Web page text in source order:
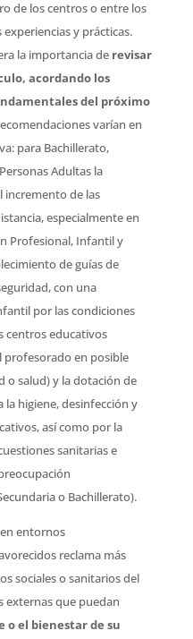
de los centros o entre los
y prácticas.
la importancia de revisar
acordando los
del próximo
varían en
para Bachillerato,
Adultas la
incremento de las
especialmente en
Profesional, Infantil y
de guías de
con una
por las condiciones
centros educativos
en posible
o salud) y la dotación de
higiene, desinfección y
así como por la
sanitarias e
o Bachillerato).
entornos
reclama más
sociales o sanitarios del
externas que puedan
o el bienestar de su